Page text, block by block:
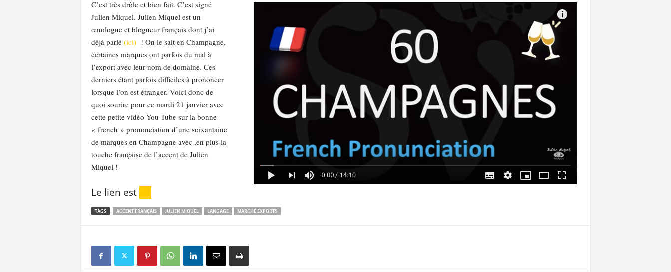
C’est très drôle et bien fait. C’est signé
Julien Miquel. Julien Miquel est un
œnologue et blogueur français dont j’ai
déjà parlé(ici) ! On le sait en Champagne,
certaines marques ont parfois du mal à
l’export avec leur nom de domaine. Ces
derniers étant parfois difficiles à prononcer
lorsque l’on est étranger. Voici donc de
quoi sourire pour ce mardi 21 janvier avec
cette petite vidéo You Tube sur la bonne
« french » prononciation d’une soixantaine
de marques en Champagne avec ,en plus la
touche française de l’accent de Julien
Miquel !
Le lien est
TAGS ACCENT FRANÇAIS JULIEN MIQUEL LANGAGE MARCHÉ EXPORTS